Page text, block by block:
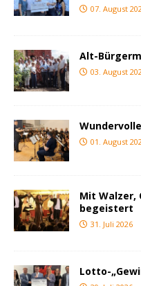
07. August
Alt-
03. August
01. August
Mit Walzer,
begeistert
31. Juli 2026
Lotto-